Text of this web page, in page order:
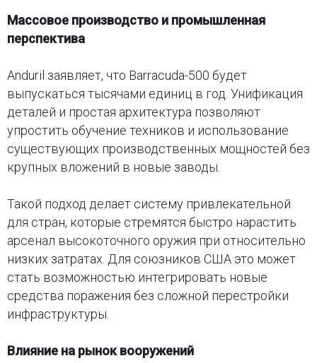
Массовое производство и промышленная
перспектива
Anduril заявляет, что Barracuda-500 будет
выпускаться тысячами единиц в год. Унификация
деталей и простая архитектура позволяют
упростить обучение техников и использование
существующих производственных мощностей без
крупных вложений в новые заводы.
Такой подход делает систему привлекательной
для стран, которые стремятся быстро нарастить
арсенал высокоточного оружия при относительно
низких затратах. Для союзников США это может
стать возможностью интегрировать новые
средства поражения без сложной перестройки
инфраструктуры.
Влияние на рынок вооружений